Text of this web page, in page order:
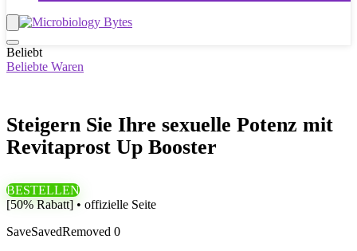
Beliebt
Beliebte Waren
Steigern Sie Ihre sexuelle Potenz mit
Revitaprost Up Booster
BESTELLEN
[50% Rabatt] • offizielle Seite
SaveSavedRemoved 0